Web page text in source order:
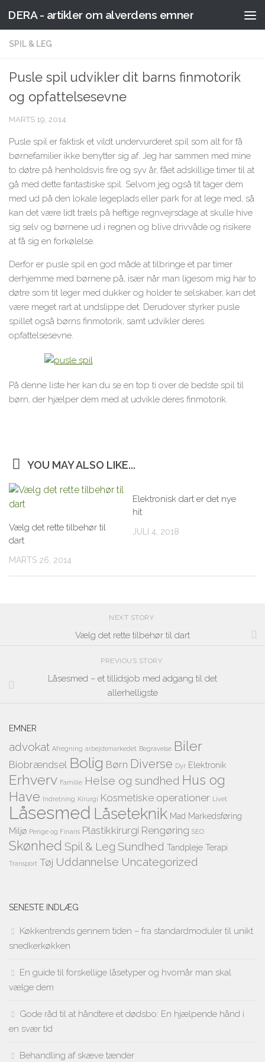
Skip to content
DERA - artikler om alverdens emner
SPIL & LEG
Pusle spil udvikler dit barns finmotorik
og opfattelsesevne
MARTS 19, 2014
Pusle spil er faktisk et vildt undervurderet spil som alt for få
børnefamilier ikke benytter sig af. Jeg har sammen med mine
to døtre på henholdsvis fire og syv år, fået adskillige timer til at
gå med dette fantastiske spil. Selvom jeg også tit tager dem
med ud på den lokale legeplads eller park for at lege med, så
kan det være lidt træls på heftige regnvejrsdage at skulle hive
sig selv og børnene ud i regnen og blive drivvåde og risikere
at få sig en forkølelse.
Derfor er pusle spil en god måde at tilbringe et par timer
derhjemme med børnene på, især når man ligesom mig har to
døtre som tit leger med dukker og holder te selskaber, kan det
være meget rart at undslippe det. Derudover styrker pusle
spillet også børns finmotorik, samt udvikler deres
opfattelsesevne.
På denne liste her kan du se en top ti over de bedste spil til
børn, der hjælper dem med at udvikle deres finmotorik.
YOU MAY ALSO LIKE...
Vælg det rette tilbehør til
dart
MARTS 26, 2014
Elektronisk dart er det nye
hit
JULI 4, 2018
NEXT STORY
Vælg det rette tilbehør til dart
PREVIOUS STORY
Låsesmed – et tillidsjob med adgang til det
allerhelligste
EMNER
advokat Afregning arbejdsmarkedet Begravelse Biler
Biobrændsel Bolig Børn Diverse Dyr Elektronik
Erhverv Familie Helse og sundhed Hus og
Have Indretning Kirurgi Kosmetiske operationer Livet
Låsesmed Låseteknik Mad Markedsføring
Miljø Penge og Finans Plastikkirurgi Rengøring SEO
Skønhed Spil & Leg Sundhed Tandpleje Terapi
Transport Tøj Uddannelse Uncategorized
SENESTE INDLÆG
Køkkentrends gennem tiden – fra standardmoduler til unikt
snedkerkøkken
En guide til forskellige låsetyper og hvornår man skal
vælge dem
Gode råd til at håndtere et dødsbo: En hjælpende hånd i
en svær tid
Behandling af skæve tænder